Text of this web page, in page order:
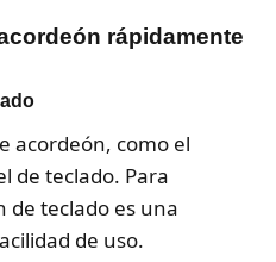
rápidamente
acordeón, como el
de teclado. Para
de teclado es una
de uso.